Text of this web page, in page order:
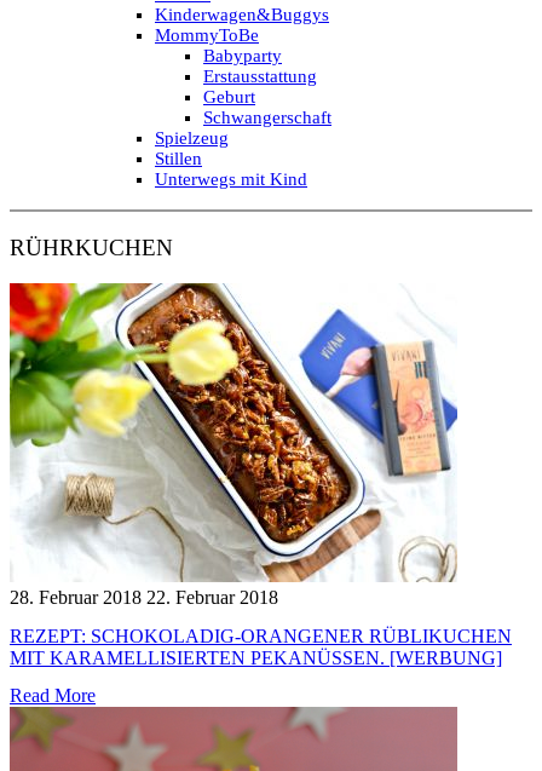
Kinderwagen&Buggys
MommyToBe
Babyparty
Erstausstattung
Geburt
Schwangerschaft
Spielzeug
Stillen
Unterwegs mit Kind
RÜHRKUCHEN
28. Februar 2018 22. Februar 2018
REZEPT: SCHOKOLADIG-ORANGENER RÜBLIKUCHEN
MIT KARAMELLISIERTEN PEKANÜSSEN. [WERBUNG]
Read More